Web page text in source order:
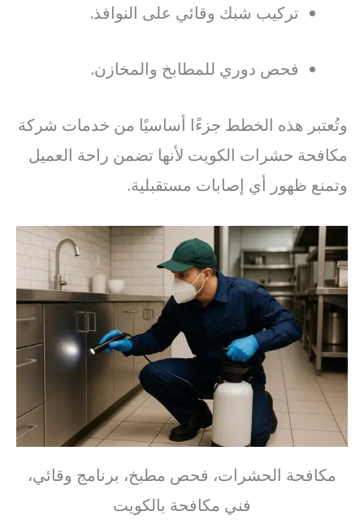
تركيب شبك وقائي على النوافذ.
فحص دوري للمطابخ والمخازن.
وتُعتبر هذه الخطط جزءًا أساسيًا من خدمات شركة
مكافحة حشرات الكويت لأنها تضمن راحة العميل
وتمنع ظهور أي إصابات مستقبلية.
مكافحة الحشرات، فحص مطبخ، برنامج وقائي،
فني مكافحة بالكويت